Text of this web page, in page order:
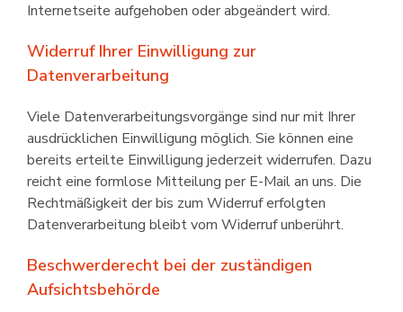
Internetseite aufgehoben oder abgeändert wird.
Widerruf Ihrer Einwilligung zur
Datenverarbeitung
Viele Datenverarbeitungsvorgänge sind nur mit Ihrer
ausdrücklichen Ein­willigung möglich. Sie können eine
bereits erteilte Einwilligung jederzeit widerrufen. Dazu
reicht eine formlose Mitteilung per E-Mail an uns. Die
Rechtmäßigkeit der bis zum Widerruf erfolgten
Datenverarbeitung bleibt vom Widerruf unberührt.
Beschwerderecht bei der zuständigen
Aufsichtsbehörde